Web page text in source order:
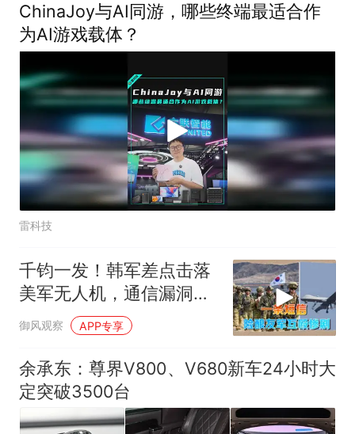
ChinaJoy与AI同游，哪些终端最适合作
为AI游戏载体？
雷科技
千钧一发！韩军差点击落
美军无人机，通信漏洞险
酿友军互殴惨剧
御风观察 APP专享
余承东：尊界V800、V680新车24小时大
定突破3500台